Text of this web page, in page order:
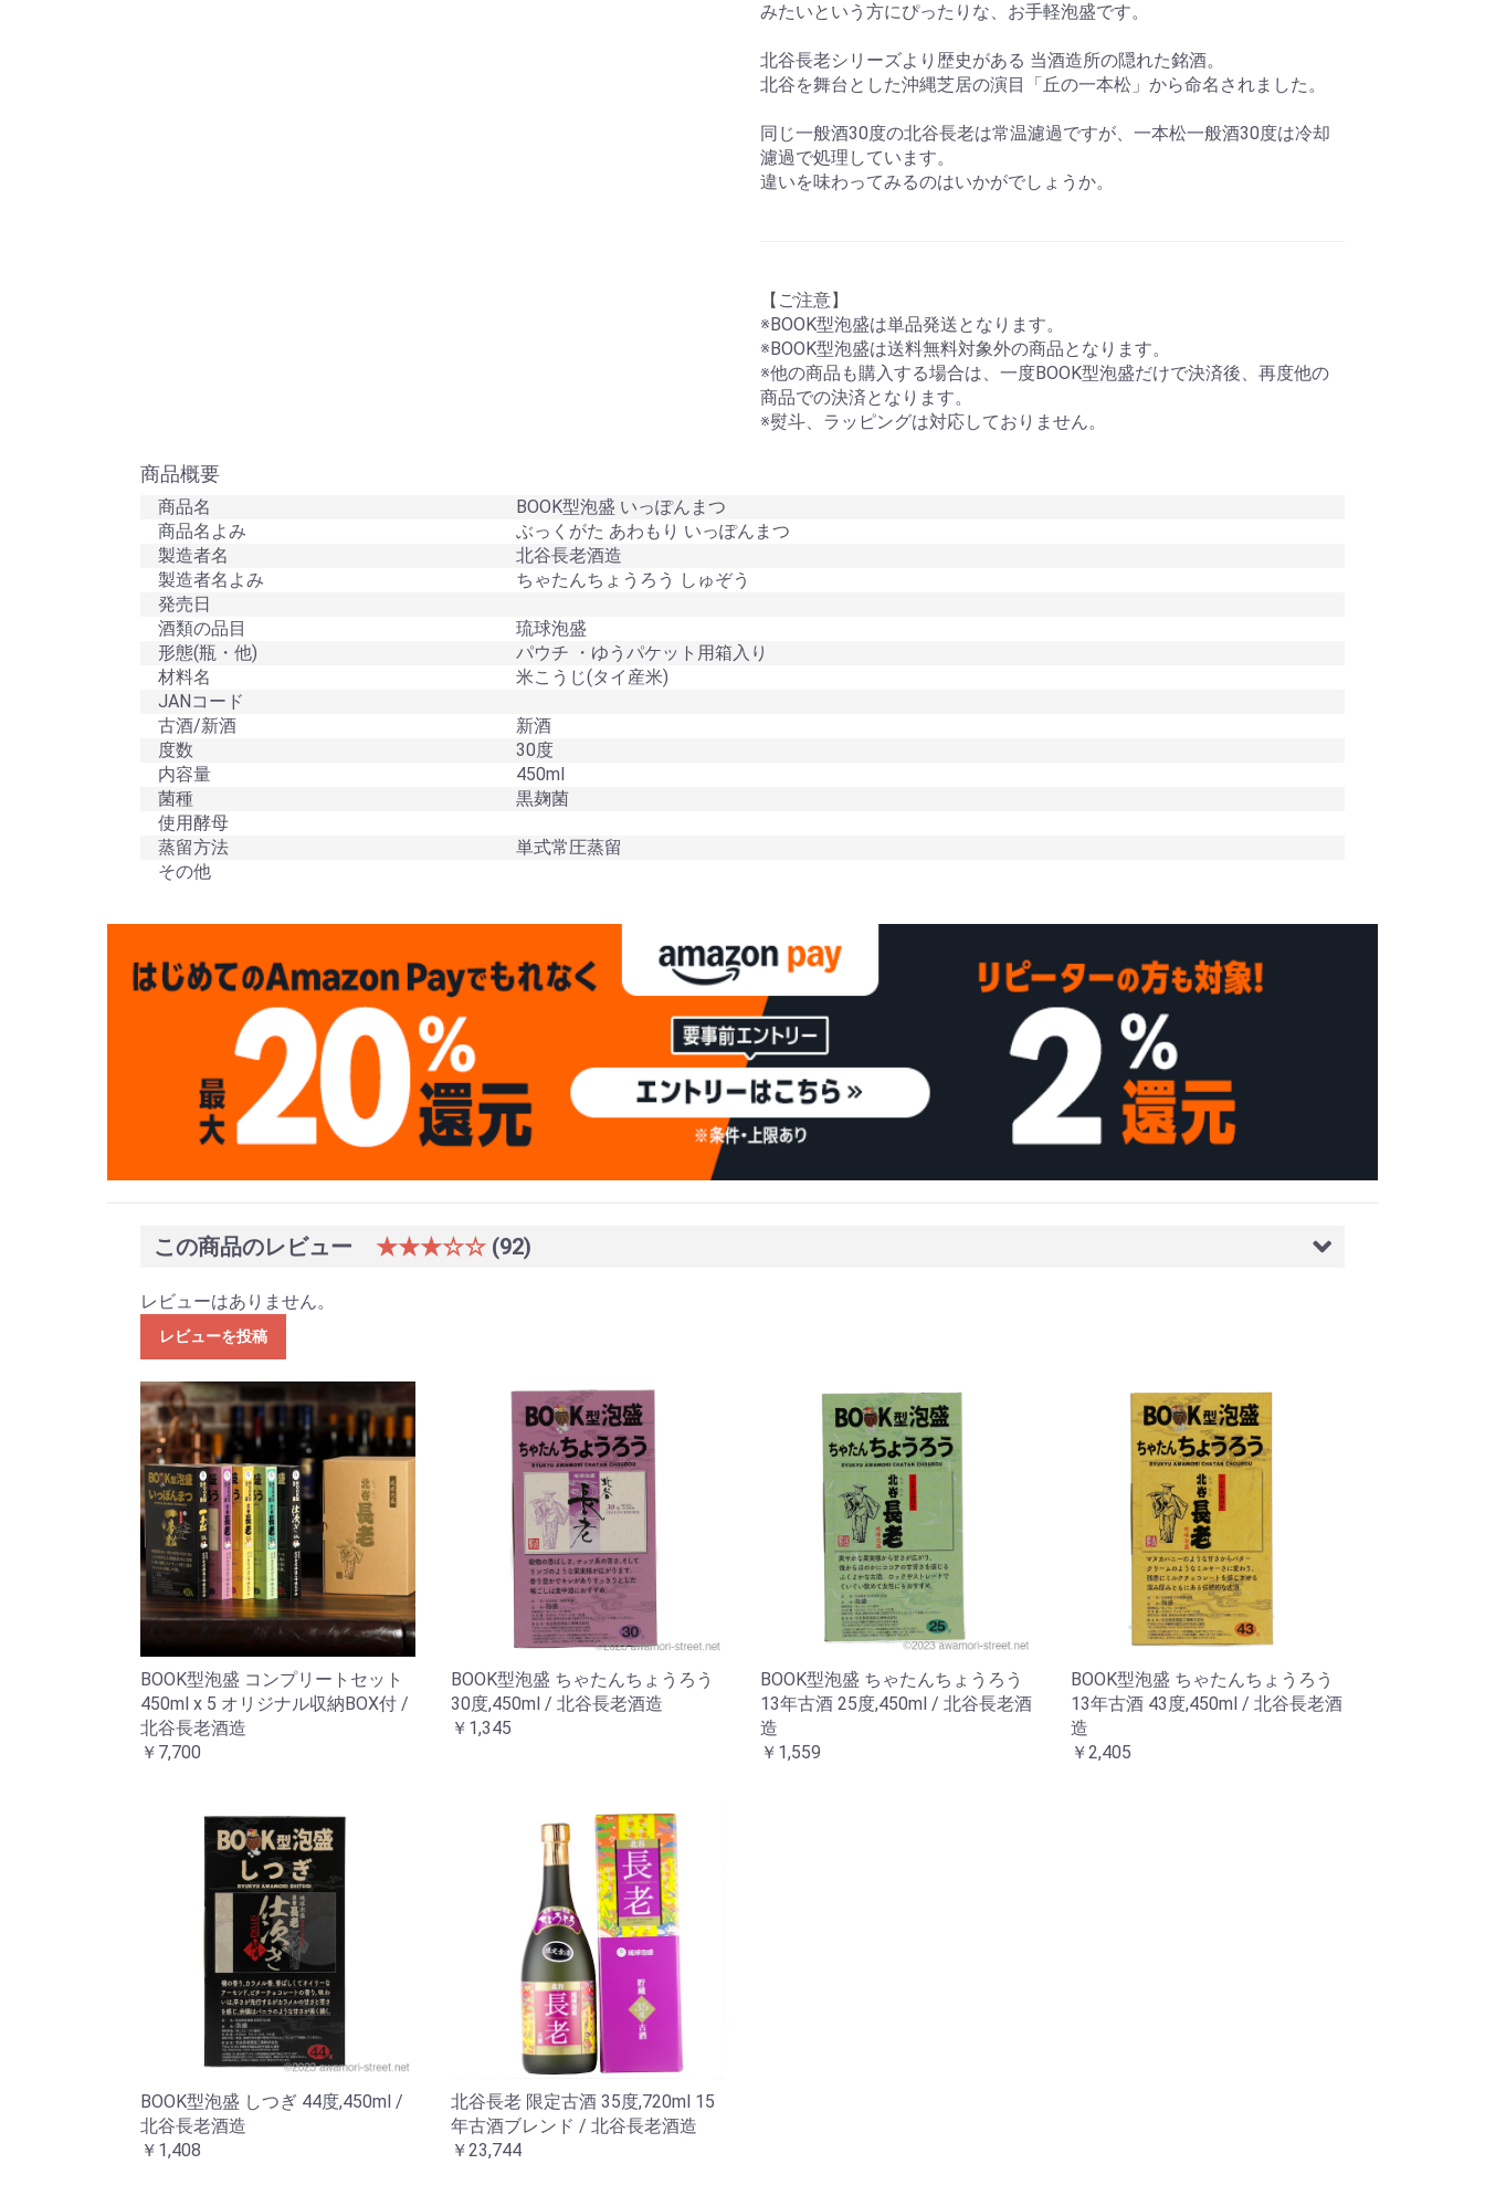
みたいという方にぴったりな、お手軽泡盛です。
北谷長老シリーズより歴史がある 当酒造所の隠れた銘酒。
北谷を舞台とした沖縄芝居の演目「丘の一本松」から命名されました。
同じ一般酒30度の北谷長老は常温濾過ですが、一本松一般酒30度は冷却
濾過で処理しています。
違いを味わってみるのはいかがでしょうか。
【ご注意】
※BOOK型泡盛は単品発送となります。
※BOOK型泡盛は送料無料対象外の商品となります。
※他の商品も購入する場合は、一度BOOK型泡盛だけで決済後、再度他の
商品での決済となります。
※熨斗、ラッピングは対応しておりません。
商品概要
商品名
BOOK型泡盛 いっぽんまつ
商品名よみ
ぶっくがた あわもり いっぽんまつ
製造者名
北谷長老酒造
製造者名よみ
ちゃたんちょうろう しゅぞう
発売日
酒類の品目
琉球泡盛
形態(瓶・他)
パウチ ・ゆうパケット用箱入り
材料名
米こうじ(タイ産米)
JANコード
古酒/新酒
新酒
度数
30度
内容量
450ml
菌種
黒麹菌
使用酵母
蒸留方法
単式常圧蒸留
その他
この商品のレビュー ★★★☆☆ (92)
レビューはありません。
レビューを投稿
BOOK型泡盛 コンプリートセット
450ml x 5 オリジナル収納BOX付 /
北谷長老酒造
￥7,700
BOOK型泡盛 ちゃたんちょうろう
30度,450ml / 北谷長老酒造
￥1,345
BOOK型泡盛 ちゃたんちょうろう
13年古酒 25度,450ml / 北谷長老酒
造
￥1,559
BOOK型泡盛 ちゃたんちょうろう
13年古酒 43度,450ml / 北谷長老酒
造
￥2,405
BOOK型泡盛 しつぎ 44度,450ml /
北谷長老酒造
￥1,408
北谷長老 限定古酒 35度,720ml 15
年古酒ブレンド / 北谷長老酒造
￥23,744